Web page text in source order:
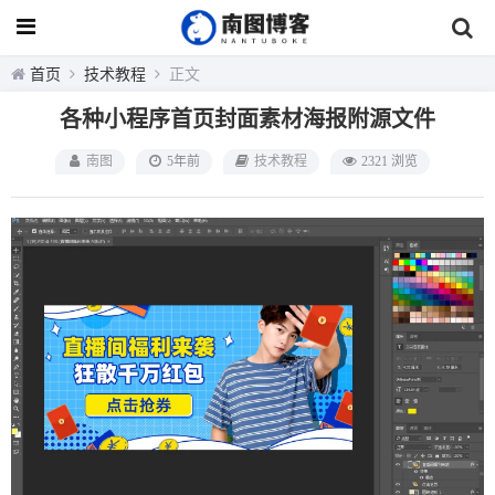
首页 技术教程 正文
各种小程序首页封面素材海报附源文件
南图 5年前 技术教程 2321 浏览